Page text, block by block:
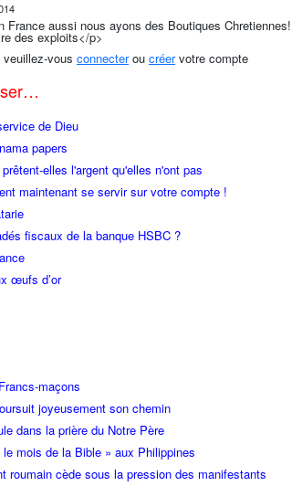
France aussi nous ayons des Boutiques
des exploits</p>
vous connecterou créervotre compte
de Dieu
papers
elles l'argent qu'elles n'ont pas
maintenant se servir sur votre compte !
fiscaux de la banque HSBC ?
œufs d’or
maçons
joyeusement son chemin
dans la prière du Notre Père
mois de la Bible » aux Philippines
roumain cède sous la pression des manifestants